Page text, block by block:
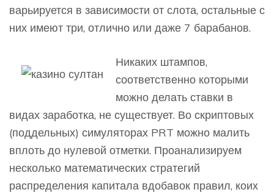
варьируется в зависимости от слота, остальные с
них имеют три, отлично или даже 7 барабанов.
Никаких штампов,
соответственно которыми
можно делать ставки в
видах заработка, не существует. Во скриптовых
(поддельных) симуляторах PRT можно малить
вплоть до нулевой отметки. Проанализируем
несколько математических стратегий
распределения капитала вдобавок правил, коих